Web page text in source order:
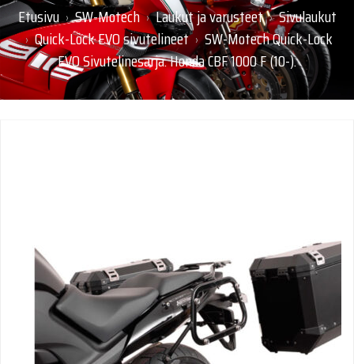
Etusivu › SW-Motech › Laukut ja varusteet › Sivulaukut
› Quick-Lock EVO sivutelineet › SW-Motech Quick-Lock
EVO Sivutelinesarja. Honda CBF 1000 F (10-).